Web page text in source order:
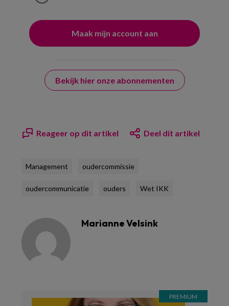
Bekijk hier onze abonnementen
Reageer op dit artikel Deel dit artikel
Management oudercommissie
oudercommunicatie ouders Wet IKK
Marianne Velsink